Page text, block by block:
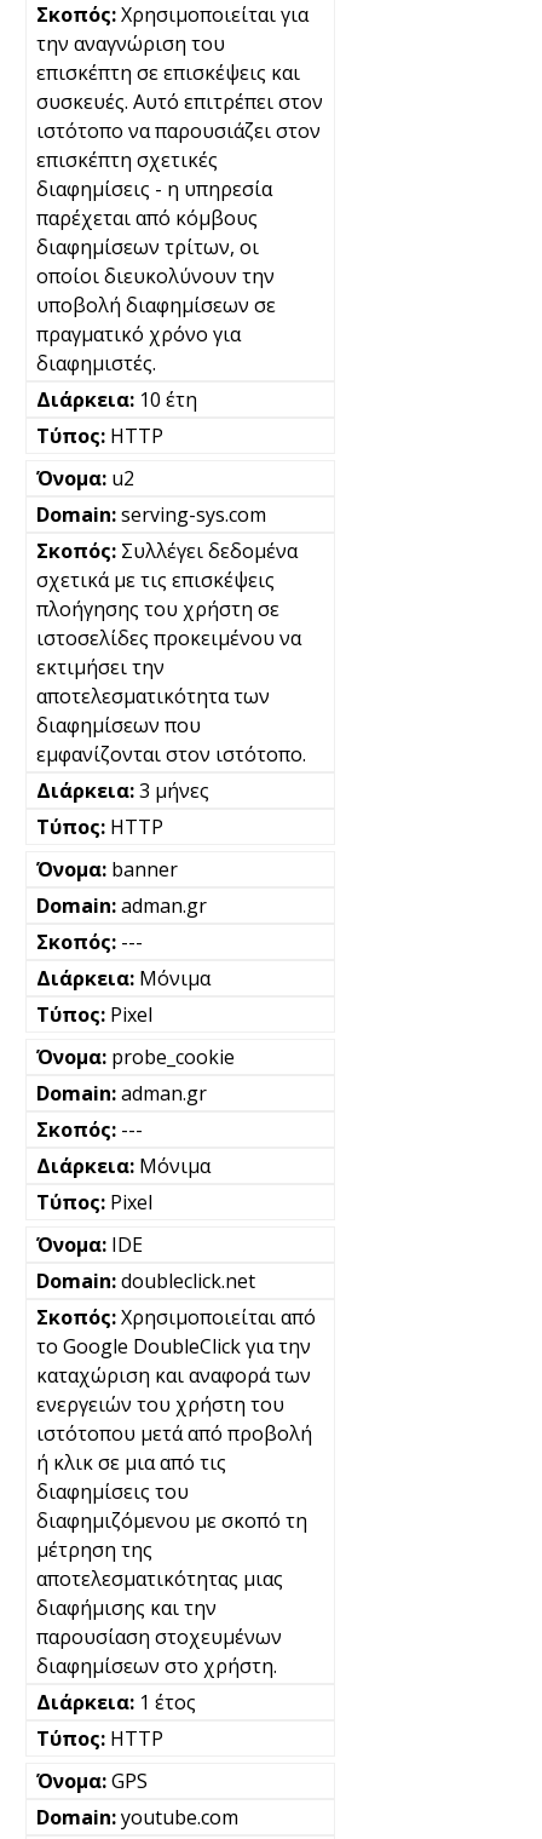
Χρησιμοποιείται για
την αναγνώριση του
επισκέπτη σε επισκέψεις και
συσκευές. Αυτό επιτρέπει στον
ιστότοπο να παρουσιάζει στον
επισκέπτη σχετικές
διαφημίσεις - η υπηρεσία
παρέχεται από κόμβους
διαφημίσεων τρίτων, οι
οποίοι διευκολύνουν την
υποβολή διαφημίσεων σε
πραγματικό χρόνο για
διαφημιστές.
10 έτη
HTTP
u2
serving-sys.com
Συλλέγει δεδομένα
σχετικά με τις επισκέψεις
πλοήγησης του χρήστη σε
ιστοσελίδες προκειμένου να
εκτιμήσει την
αποτελεσματικότητα των
διαφημίσεων που
εμφανίζονται στον ιστότοπο.
3 μήνες
HTTP
banner
adman.gr
---
Μόνιμα
Pixel
probe_cookie
adman.gr
---
Μόνιμα
Pixel
IDE
doubleclick.net
Χρησιμοποιείται από
το Google DoubleClick για την
καταχώριση και αναφορά των
ενεργειών του χρήστη του
ιστότοπου μετά από προβολή
ή κλικ σε μια από τις
διαφημίσεις του
διαφημιζόμενου με σκοπό τη
μέτρηση της
αποτελεσματικότητας μιας
διαφήμισης και την
παρουσίαση στοχευμένων
διαφημίσεων στο χρήστη.
1 έτος
HTTP
GPS
youtube.com